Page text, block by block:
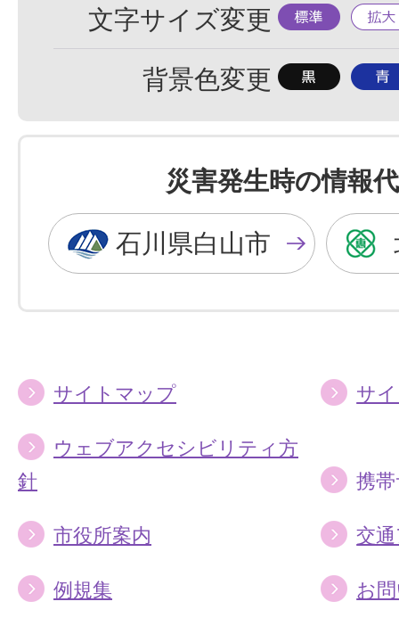
文字サイズ変更 標
準
拡
大
背景色変更 背
色
を
黒
色
に
背
色
を
青
色
に
災害発生時の情報
石川県白山市
サイトマップ サ
ウェブアクセシビリティ方
針
携
市役所案内 交
例規集 お